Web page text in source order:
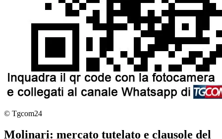
© Tgcom24
Molinari: mercato tutelato e clausole del